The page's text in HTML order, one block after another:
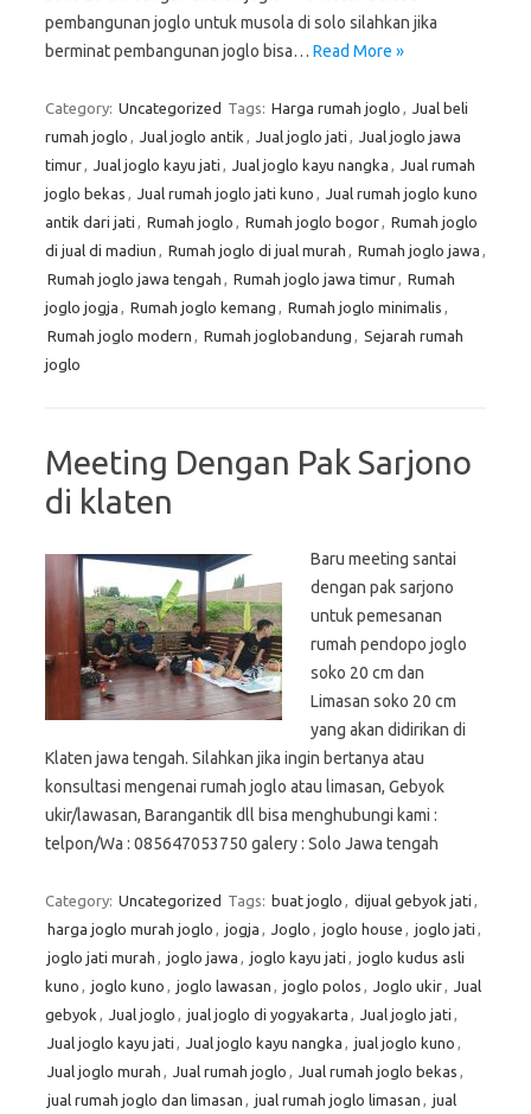
pembangunan joglo untuk musola di solo silahkan jika
berminat pembangunan joglo bisa… Read More »
Category: Uncategorized Tags: Harga rumah joglo , Jual beli
rumah joglo , Jual joglo antik , Jual joglo jati , Jual joglo jawa
timur, Jual joglo kayu jati , Jual joglo kayu nangka , Jual rumah
joglo bekas , Jual rumah joglo jati kuno , Jual rumah joglo kuno
antik dari jati , Rumah joglo , Rumah joglo bogor, Rumah joglo
di jual di madiun , Rumah joglo di jual murah , Rumah joglo jawa ,
Rumah joglo jawa tengah , Rumah joglo jawa timur, Rumah
joglo jogja , Rumah joglo kemang , Rumah joglo minimalis ,
Rumah joglo modern , Rumah joglobandung , Sejarah rumah
joglo
Meeting Dengan Pak Sarjono
di klaten
Baru meeting santai
dengan pak sarjono
untuk pemesanan
rumah pendopo joglo
soko 20 cm dan
Limasan soko 20 cm
yang akan didirikan di
Klaten jawa tengah. Silahkan jika ingin bertanya atau
konsultasi mengenai rumah joglo atau limasan, Gebyok
ukir/lawasan, Barangantik dll bisa menghubungi kami :
telpon/Wa : 085647053750 galery : Solo Jawa tengah
Category: Uncategorized Tags: buat joglo , dijual gebyok jati ,
harga joglo murah joglo , jogja , Joglo , joglo house , joglo jati ,
joglo jati murah , joglo jawa , joglo kayu jati , joglo kudus asli
kuno , joglo kuno , joglo lawasan , joglo polos , Joglo ukir, Jual
gebyok , Jual joglo , jual joglo di yogyakarta , Jual joglo jati ,
Jual joglo kayu jati , Jual joglo kayu nangka , jual joglo kuno ,
Jual joglo murah , Jual rumah joglo , Jual rumah joglo bekas ,
jual rumah joglo dan limasan , jual rumah joglo limasan , jual